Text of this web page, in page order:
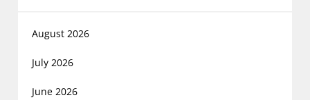
August 2026
July 2026
June 2026